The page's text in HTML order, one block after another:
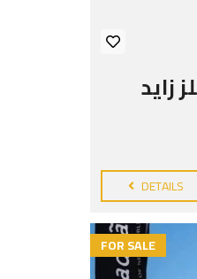
زايد
DETAILS
FOR SALE